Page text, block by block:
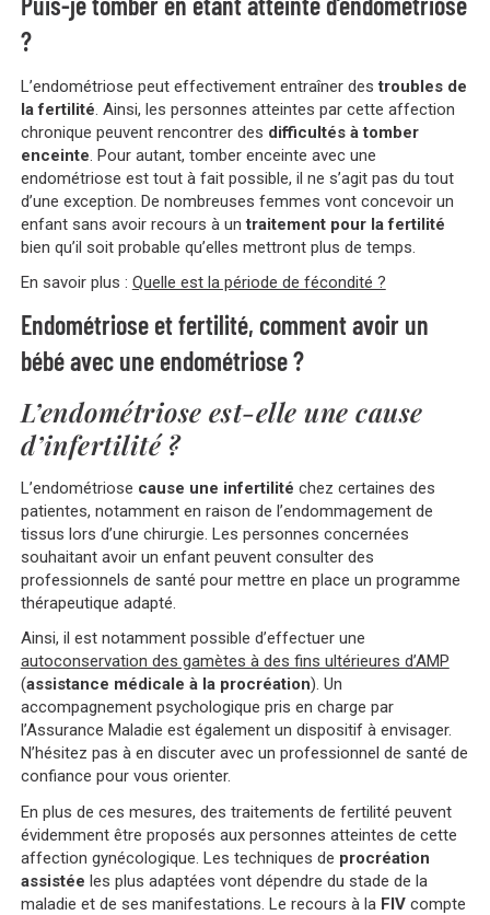
?
L’endométriose peut effectivement entraîner destroubles de
la fertilité. Ainsi, les personnes atteintes par cette affection
chronique peuvent rencontrer des difficultés à tomber
enceinte. Pour autant, tomber enceinte avec une
endométriose est tout à fait possible, il ne s’agit pas du tout
d’une exception. De nombreuses femmes vont concevoir un
enfant sans avoir recours à untraitement pour la fertilité
bien qu’il soit probable qu’elles mettront plus de temps.
En savoir plus : Quelle est la période de fécondité ?
Endométriose et fertilité, comment avoir un
bébé avec une endométriose ?
L’endométriose est-elle une cause
d’infertilité ?
L’endométriose cause une infertilité chez certaines des
patientes, notamment en raison de l’endommagement de
tissus lors d’une chirurgie. Les personnes concernées
souhaitant avoir un enfant peuvent consulter des
professionnels de santé pour mettre en place un programme
thérapeutique adapté.
Ainsi, il est notamment possible d’effectuer une
autoconservation des gamètes à des fins ultérieures d’AMP
(assistance médicale à la procréation). Un
accompagnement psychologique pris en charge par
l’Assurance Maladie est également un dispositif à envisager.
N’hésitez pas à en discuter avec un professionnel de santé de
confiance pour vous orienter.
En plus de ces mesures, des traitements de fertilité peuvent
évidemment être proposés aux personnes atteintes de cette
affection gynécologique. Les techniques de procréation
assistée les plus adaptées vont dépendre du stade de la
maladie et de ses manifestations. Le recours à laFIVcompte